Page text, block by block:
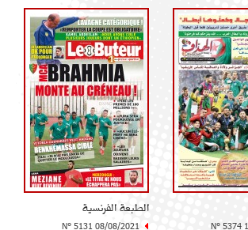
N° 5374
الطبعة الفرنسية
N° 5131 08/08/2021